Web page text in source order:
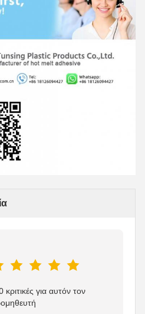
για αυτόν τον